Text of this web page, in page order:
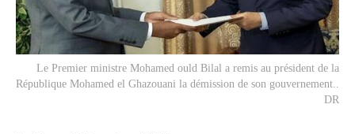
Le Premier ministre Mohamed ould Bilal a remis au président de la
République Mohamed el Ghazouani la démission de son gouvernement..
DR